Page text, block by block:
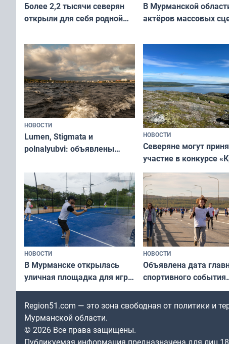
Более 2,2 тысячи северян
открыли для себя родной
«Туризм для своих»
В Мурманской
актёров массовых
короткометражном
НОВОСТИ
Lumen, Stigmata и
polnalyubvi: объявлены
«Имандра» в 2026 года
НОВОСТИ
Северяне могут
участие в конкурсе
северной границы:
по Печенгскому
НОВОСТИ
В Мурманске открылась
уличная площадка для игры
в падел
НОВОСТИ
Объявлена дата
спортивного события
Заполярья: как
фестиваль
Region51.com — это зона свободная от политики и
Мурманской области.
© 2026 Все права защищены.
Публикуемая информация предназначена для лиц